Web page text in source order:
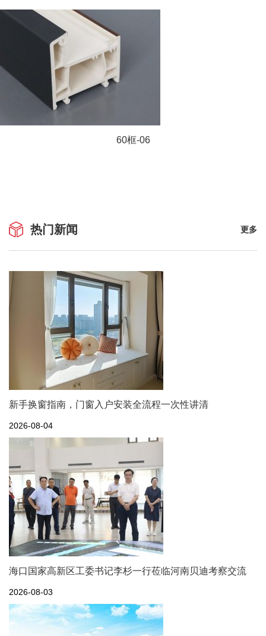
60框-06
热门新闻 更多
新手换窗指南，门窗入户安装全流程一次性讲清
2026-08-04
海口国家高新区工委书记李杉一行莅临河南贝迪考察交流
2026-08-03